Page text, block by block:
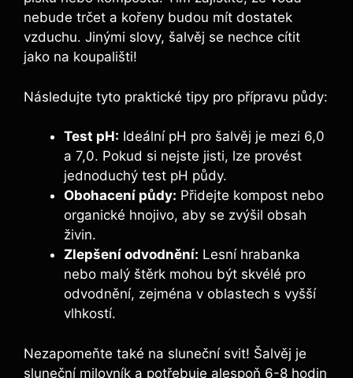
nebude trčet a kořeny budou mít dostatek
vzduchu. Jinými slovy, šalvěj se nechce cítit
jako na koupališti!
Následujte tyto praktické tipy pro přípravu půdy:
Test pH: Ideální pH pro šalvěj je mezi 6,0
a 7,0. Pokud si nejste jisti, lze provést
jednoduchý test pH půdy.
Obohacení půdy: Přidejte kompost nebo
organické hnojivo, aby se zvýšil obsah
živin.
Zlepšení odvodnění: Lesní hrabanka
nebo malý štěrk mohou být skvélé pro
odvodnění, zejména v oblastech s vyšší
vlhkostí.
Nezapomeňte také na sluneční svit! Šalvěj je
sluneční milovník a potřebuje alespoň 6-8 hodin